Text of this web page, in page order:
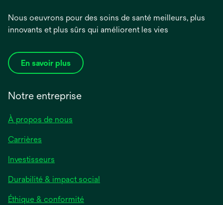
Nous oeuvrons pour des soins de santé meilleurs, plus
innovants et plus sûrs qui améliorent les vies
En savoir plus
Notre entreprise
À propos de nous
Carrières
Investisseurs
Durabilité & impact social
Éthique & conformité